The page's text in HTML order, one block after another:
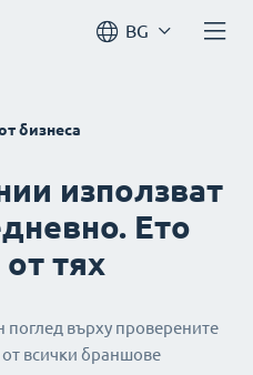
BG
бизнеса
използват
Ето
тях
върху проверените
всички браншове